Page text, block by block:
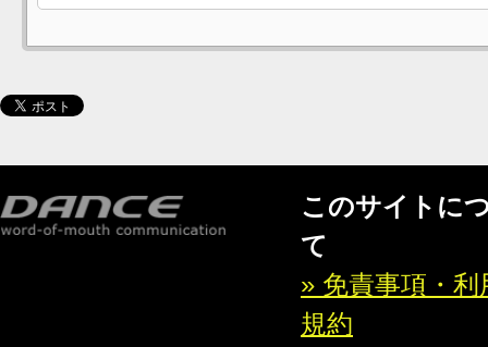
このサイトに
て
» 免責事項・利
規約